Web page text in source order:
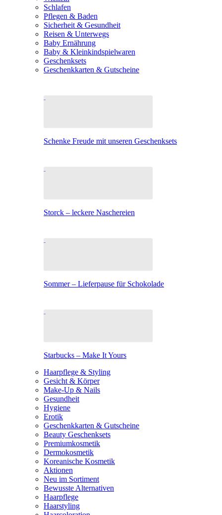
Schlafen
Pflegen & Baden
Sicherheit & Gesundheit
Reisen & Unterwegs
Baby Ernährung
Baby & Kleinkindspielwaren
Geschenksets
Geschenkkarten & Gutscheine
Schenke Freude mit unseren Geschenksets
Storck – leckere Naschereien
Sommer – Lieferpause für Schokolade
Starbucks – Make It Yours
Haarpflege & Styling
Gesicht & Körper
Make-Up & Nails
Gesundheit
Hygiene
Erotik
Geschenkkarten & Gutscheine
Beauty Geschenksets
Premiumkosmetik
Dermokosmetik
Koreanische Kosmetik
Aktionen
Neu im Sortiment
Bewusste Alternativen
Haarpflege
Haarstyling